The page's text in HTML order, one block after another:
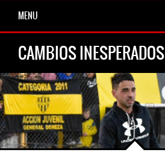
MENU
CAMBIOS INESPERADOS